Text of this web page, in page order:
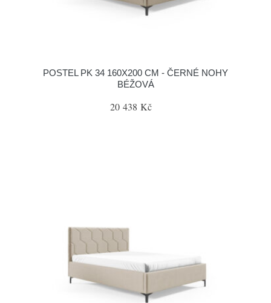
POSTEL PK 34 160X200 CM - ČERNÉ NOHY
BÉŽOVÁ
20 438 Kč